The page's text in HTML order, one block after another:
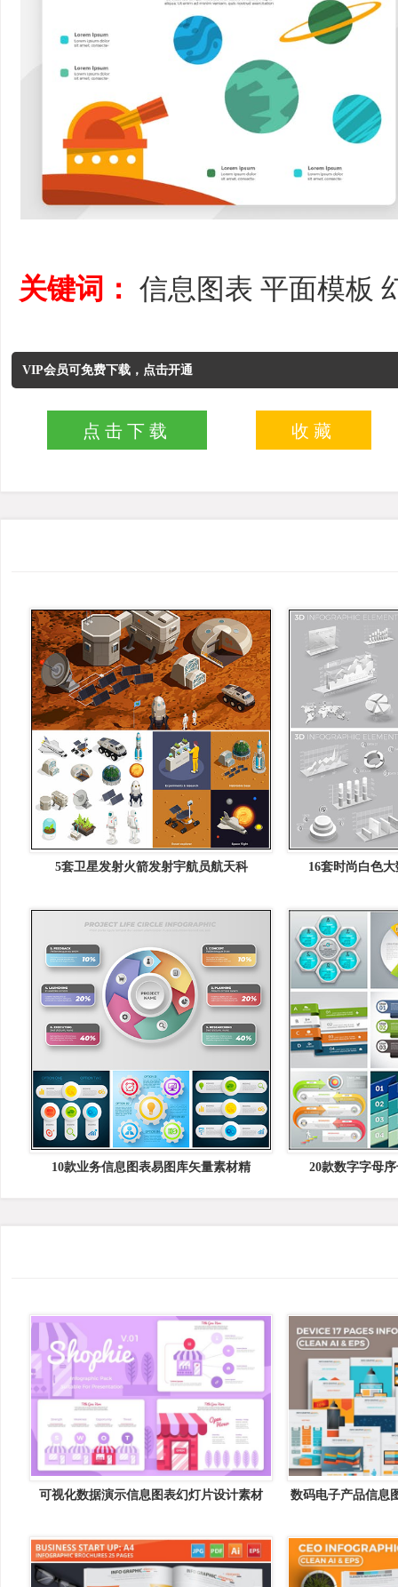
关键词： 信息图表 平面模板
VIP会员可免费下载，点击开通
点击下载 收藏
5套卫星发射火箭发射宇航员航天科 16套时尚白色
10款业务信息图表易图库矢量素材精 20款数字字母
可视化数据演示信息图表幻灯片设计素材
数码电子产品信息